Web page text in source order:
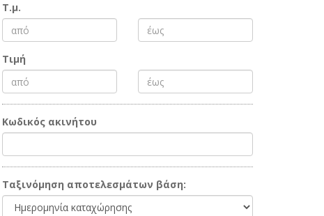
Τ.μ.
Τιμή
Κωδικός ακινήτου
Ταξινόμηση αποτελεσμάτων βάση: